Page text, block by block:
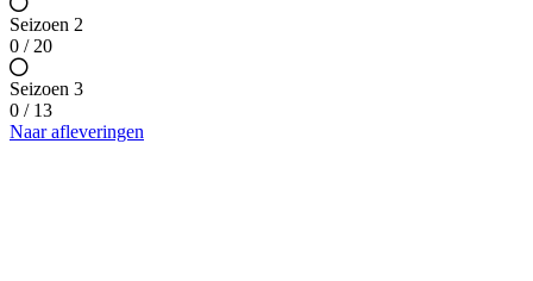
Seizoen 2
0 / 20
Seizoen 3
0 / 13
Naar afleveringen